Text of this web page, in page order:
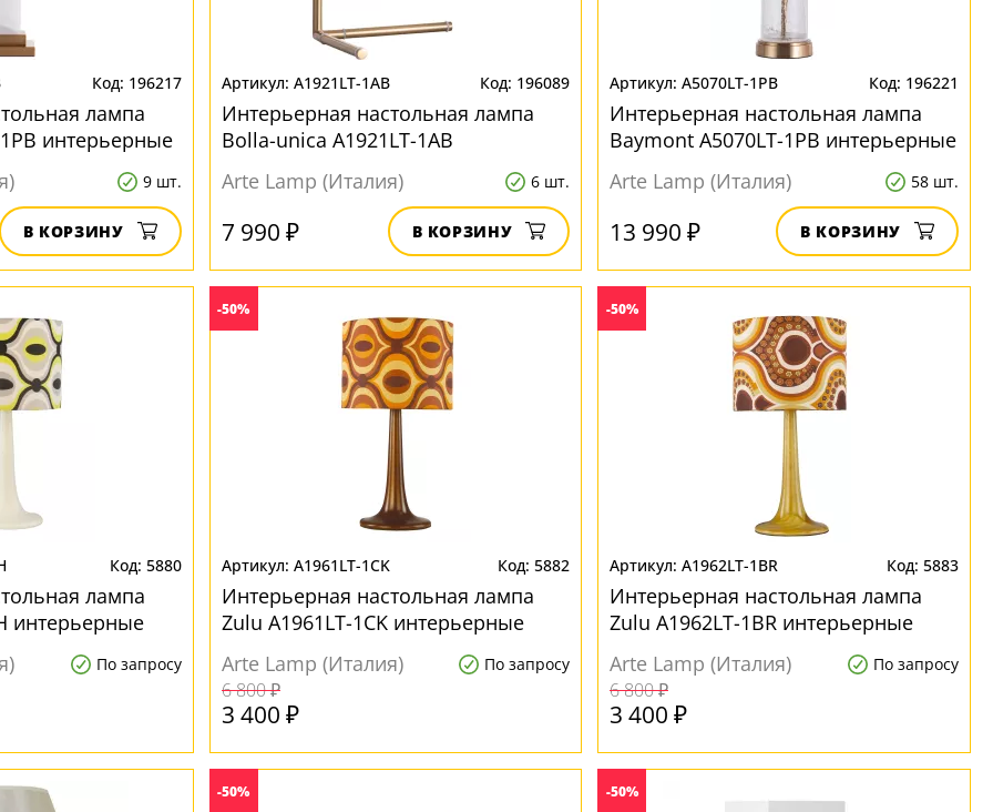
196217
лампа
интерьерные
9 шт.
В КОРЗИНУ
A1921LT-1AB 196089
Интерьерная настольная лампа
Bolla-unica A1921LT-1AB
Arte Lamp (Италия) 6 шт.
7 990 ₽ В КОРЗИНУ
A5070LT-1PB 196221
Интерьерная настольная лампа
Baymont A5070LT-1PB интерьерные
Arte Lamp (Италия)
58 шт.
13 990 ₽ В КОРЗИНУ
5880
лампа
интерьерные
По запросу
-50%
A1961LT-1CK 5882
Интерьерная настольная лампа
Zulu A1961LT-1CK интерьерные
Arte Lamp (Италия)
По запросу
6 800 ₽
3 400 ₽
-50%
A1962LT-1BR 5883
Интерьерная настольная лампа
Zulu A1962LT-1BR интерьерные
Arte Lamp (Италия)
По запросу
6 800 ₽
3 400 ₽
-50% -50%